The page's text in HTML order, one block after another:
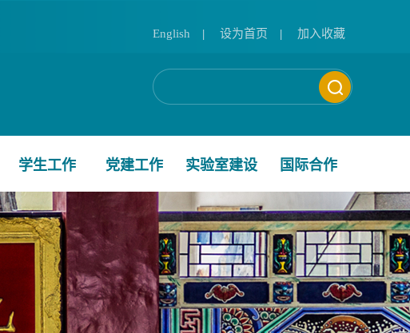
English | 设为首页 | 加入收藏
学生工作 党建工作 实验室建设 国际合作